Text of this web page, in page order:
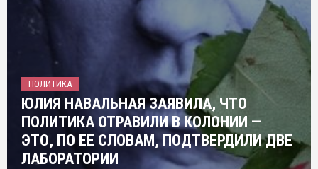
ПОЛИТИКА
ЮЛИЯ НАВАЛЬНАЯ ЗАЯВИЛА, ЧТО
ПОЛИТИКА ОТРАВИЛИ В КОЛОНИИ —
ЭТО, ПО ЕЕ СЛОВАМ, ПОДТВЕРДИЛИ ДВЕ
ЛАБОРАТОРИИ